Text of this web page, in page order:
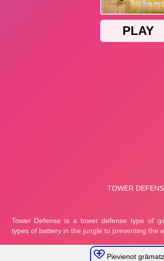
Pievienot